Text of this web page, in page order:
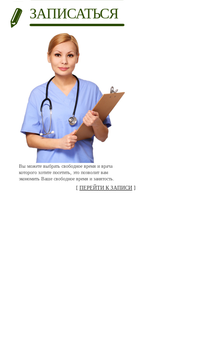
ЗАПИСАТЬСЯ
Вы можете выбрать свободное время и врача
которого хотите посетить, это позволит вам
экономить Ваше свободное время и занятость.
[ ПЕРЕЙТИ К ЗАПИСИ ]